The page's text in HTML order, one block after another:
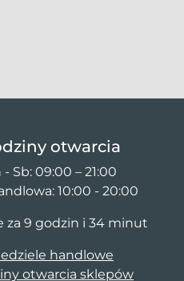
otwarcia
- Sb: 09:00 – 21:00
10:00 - 20:00
za 9 godzin i 34 minut
handlowe
otwarcia sklepów